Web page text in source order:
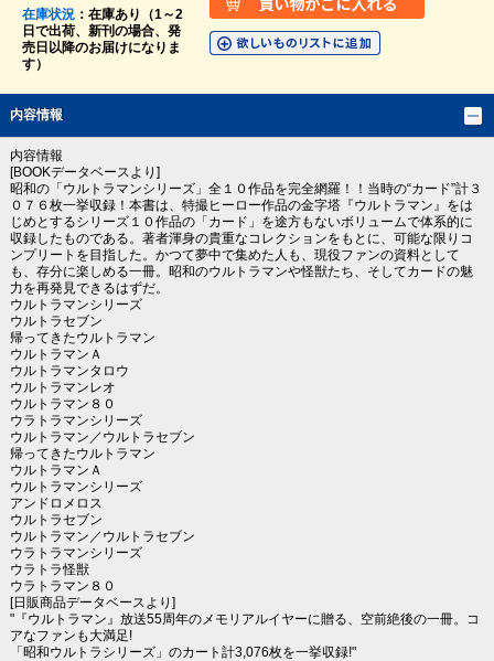
在庫状況：在庫あり（1～2
日で出荷、新刊の場合、発
売日以降のお届けになりま
す）
内容情報
内容情報
[BOOKデータベースより]
昭和の「ウルトラマンシリーズ」全１０作品を完全網羅！！当時の“カード”計３
０７６枚一挙収録！本書は、特撮ヒーロー作品の金字塔『ウルトラマン』をは
じめとするシリーズ１０作品の「カード」を途方もないボリュームで体系的に
収録したものである。著者渾身の貴重なコレクションをもとに、可能な限りコ
ンプリートを目指した。かつて夢中で集めた人も、現役ファンの資料として
も、存分に楽しめる一冊。昭和のウルトラマンや怪獣たち、そしてカードの魅
力を再発見できるはずだ。
ウルトラマンシリーズ
ウルトラセブン
帰ってきたウルトラマン
ウルトラマンＡ
ウルトラマンタロウ
ウルトラマンレオ
ウルトラマン８０
ウラトラマンシリーズ
ウルトラマン／ウルトラセブン
帰ってきたウルトラマン
ウルトラマンＡ
ウルトラマンシリーズ
アンドロメロス
ウルトラセブン
ウルトラマン／ウルトラセブン
ウラトラマンシリーズ
ウラトラ怪獣
ウラトラマン８０
[日販商品データベースより]
"『ウルトラマン』放送55周年のメモリアルイヤーに贈る、空前絶後の一冊。コ
アなファンも大満足!
「昭和ウルトラシリーズ」のカート計3,076枚を一挙収録!"